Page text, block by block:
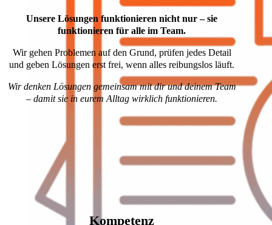
Unsere Lösungen funktionieren nicht nur – sie
funktionieren für alle im Team.
Wir gehen Problemen auf den Grund, prüfen jedes Detail
und geben Lösungen erst frei, wenn alles reibungslos läuft.
Wir denken Lösungen gemeinsam mit dir und deinem Team
– damit sie in eurem Alltag wirklich funktionieren.
Kompetenz